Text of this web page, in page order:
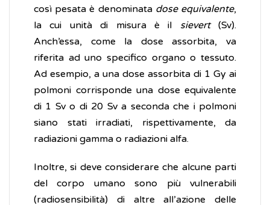
così pesata è denominata dose equivalente,
la cui unità di misura è il sievert (Sv).
Anch’essa, come la dose assorbita, va
riferita ad uno specifico organo o tessuto.
Ad esempio, a una dose assorbita di 1 Gy ai
polmoni corrisponde una dose equivalente
di 1 Sv o di 20 Sv a seconda che i polmoni
siano stati irradiati, rispettivamente, da
radiazioni gamma o radiazioni alfa.
Inoltre, si deve considerare che alcune parti
del corpo umano sono più vulnerabili
(radiosensibilità) di altre all’azione delle